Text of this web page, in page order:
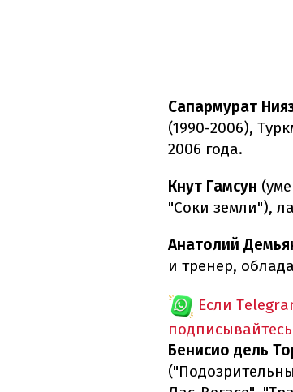
Сапармурат
(1990-2006),
2006 года.
Кнут Гамсун
"Соки земли"),
Анатолий
и тренер,
Если
Бенисио дель